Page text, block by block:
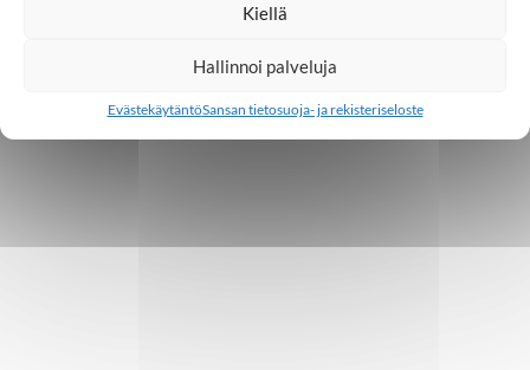
Kiellä
Hallinnoi palveluja
EvästekäytäntöSansan tietosuoja- ja rekisteriseloste